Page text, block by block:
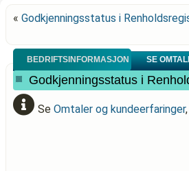
« Godkjenningsstatus i
BEDRIFTSINFORMASJON SE
Godkjenningsstatus i
Se Omtaler og kundeerfaringer,